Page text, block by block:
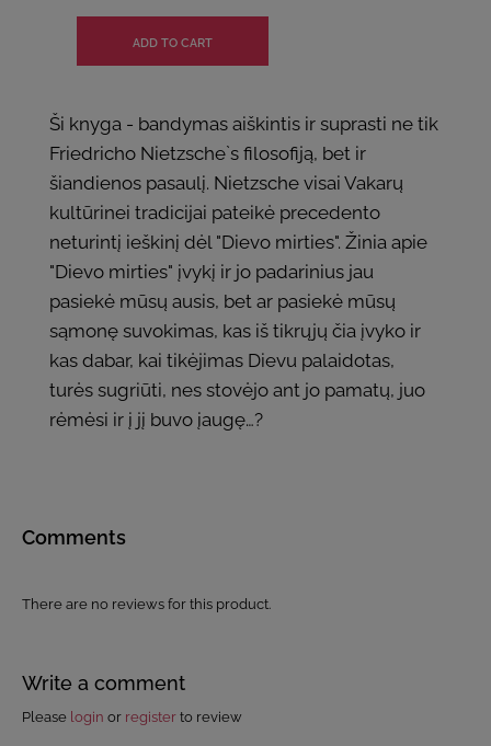
Ši knyga - bandymas aiškintis ir suprasti ne tik
Friedricho Nietzsche`s filosofiją, bet ir
šiandienos pasaulį. Nietzsche visai Vakarų
kultūrinei tradicijai pateikė precedento
neturintį ieškinį dėl "Dievo mirties". Žinia apie
"Dievo mirties" įvykį ir jo padarinius jau
pasiekė mūsų ausis, bet ar pasiekė mūsų
sąmonę suvokimas, kas iš tikrųjų čia įvyko ir
kas dabar, kai tikėjimas Dievu palaidotas,
turės sugriūti, nes stovėjo ant jo pamatų, juo
rėmėsi ir į jį buvo įaugę…?
Comments
There are no reviews for this product.
Write a comment
Please login or register to review